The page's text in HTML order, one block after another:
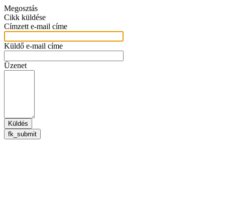
Megosztás
Cikk küldése
Címzett e-mail címe
Küldő e-mail címe
Üzenet